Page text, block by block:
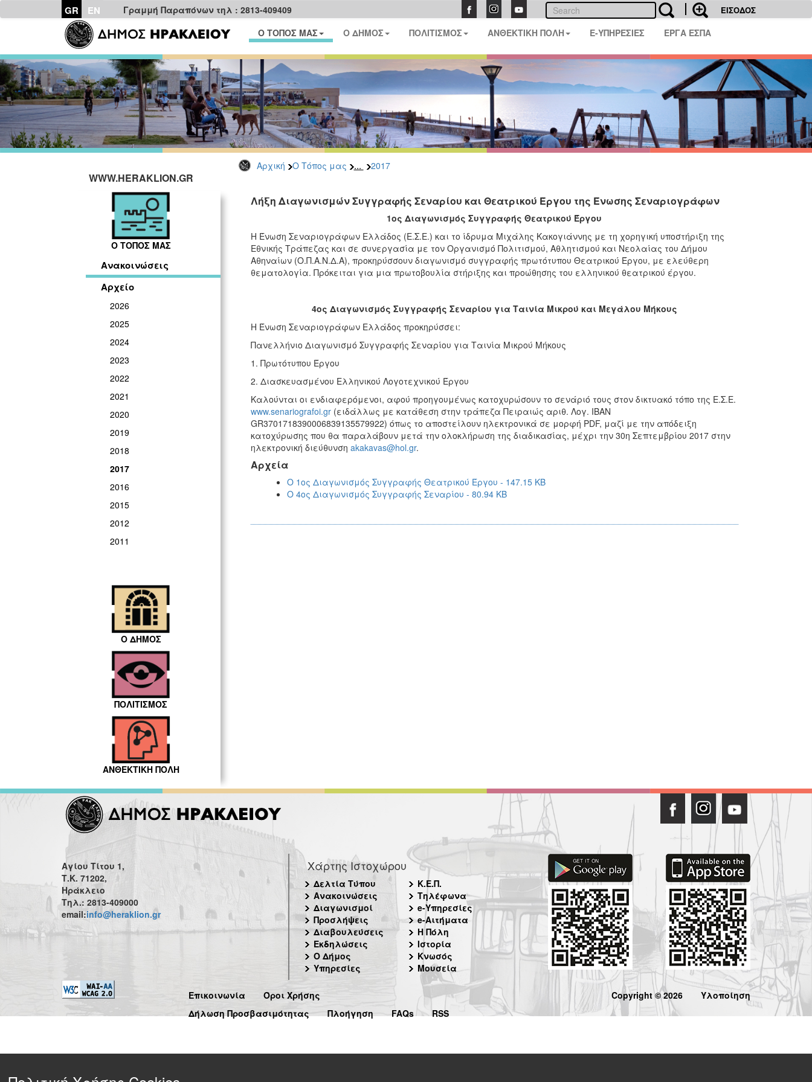
GR EN Γραμμή Παραπόνων τηλ : 2813-409409 ΕΙΣΟΔΟΣ
Ο ΤΟΠΟΣ ΜΑΣ Ο ΔΗΜΟΣ ΠΟΛΙΤΙΣΜΟΣ ΑΝΘΕΚΤΙΚΗ ΠΟΛΗ E-ΥΠΗΡΕΣΙΕΣ ΕΡΓΑ ΕΣΠΑ
Αρχική Ο Τόπος μας ... 2017
WWW.HERAKLION.GR
Ο ΤΟΠΟΣ ΜΑΣ
Ανακοινώσεις
Αρχείο
2026
2025
2024
2023
2022
2021
2020
2019
2018
2017
2016
2015
2012
2011
Ο ΔΗΜΟΣ
ΠΟΛΙΤΙΣΜΟΣ
ΑΝΘΕΚΤΙΚΗ ΠΟΛΗ
Λήξη Διαγωνισμών Συγγραφής Σεναρίου και Θεατρικού Έργου της Ένωσης Σεναριογράφων
1ος Διαγωνισμός Συγγραφής Θεατρικού Έργου
H Ένωση Σεναριογράφων Ελλάδος (Ε.Σ.Ε.) και το ίδρυμα Μιχάλης Κακογιάννης με τη χορηγική υποστήριξη της
Εθνικής Τράπεζας και σε συνεργασία με τον Οργανισμό Πολιτισμού, Αθλητισμού και Νεολαίας του Δήμου
Αθηναίων (Ο.Π.Α.Ν.Δ.Α), προκηρύσσουν διαγωνισμό συγγραφής πρωτότυπου Θεατρικού Έργου, με ελεύθερη
θεματολογία. Πρόκειται για μια πρωτοβουλία στήριξης και προώθησης του ελληνικού θεατρικού έργου.
4ος Διαγωνισμός Συγγραφής Σεναρίου για Ταινία Μικρού και Μεγάλου Μήκους
Η Ένωση Σεναριογράφων Ελλάδος προκηρύσσει:
Πανελλήνιο Διαγωνισμό Συγγραφής Σεναρίου για Ταινία Μικρού Μήκους
1. Πρωτότυπου Έργου
2. Διασκευασμένου Ελληνικού Λογοτεχνικού Έργου
Καλούνται οι ενδιαφερόμενοι, αφού προηγουμένως κατοχυρώσουν το σενάριό τους στον δικτυακό τόπο της Ε.Σ.Ε.
www.senariografoi.gr(ειδάλλως με κατάθεση στην τράπεζα Πειραιώς αριθ. Λογ. IBAN
GR3701718390006839135579922) όπως το αποστείλουν ηλεκτρονικά σε μορφή PDF, μαζί με την απόδειξη
κατοχύρωσης που θα παραλάβουν μετά την ολοκλήρωση της διαδικασίας, μέχρι την 30η Σεπτεμβρίου 2017 στην
ηλεκτρονική διεύθυνση akakavas@hol.gr.
Αρχεία
Ο 1ος Διαγωνισμός Συγγραφής Θεατρικού Έργου - 147.15 KB
Ο 4ος Διαγωνισμός Συγγραφής Σεναρίου - 80.94 KB
Αγίου Τίτου 1,
Τ.Κ. 71202,
Ηράκλειο
Τηλ.: 2813-409000
email:info@heraklion.gr
Χάρτης Ιστοχώρου
Δελτία Τύπου
Ανακοινώσεις
Διαγωνισμοί
Προσλήψεις
Διαβουλεύσεις
Εκδηλώσεις
Ο Δήμος
Υπηρεσίες
Κ.Ε.Π.
Τηλέφωνα
e-Υπηρεσίες
e-Αιτήματα
Η Πόλη
Ιστορία
Κνωσός
Μουσεία
Επικοινωνία
Όροι Χρήσης
Δήλωση Προσβασιμότητας
Πλοήγηση FAQs RSS
Copyright © 2026 Υλοποίηση